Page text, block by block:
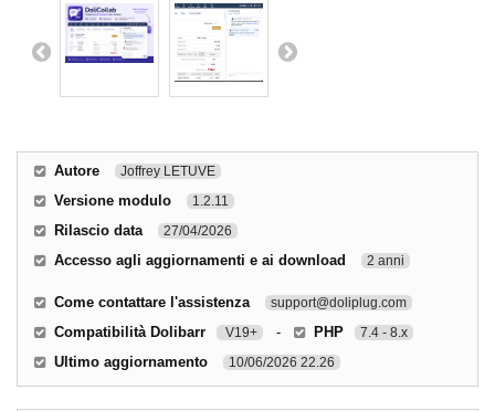
Autore Joffrey LETUVE
Versione modulo 1.2.11
Rilascio data 27/04/2026
Accesso agli aggiornamenti e ai download 2 anni
Come contattare l'assistenza support@doliplug.com
Compatibilità Dolibarr V19+ - PHP 7.4 - 8.x
Ultimo aggiornamento 10/06/2026 22.26